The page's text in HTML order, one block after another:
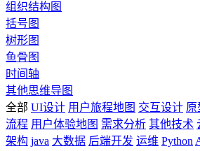
组织结构图
括号图
树形图
鱼骨图
时间轴
其他思维导图
全部 UI设计 用户旅程地图 交互设计 原
流程 用户体验地图 需求分析 其他技术
架构 java 大数据 后端开发 运维 Python